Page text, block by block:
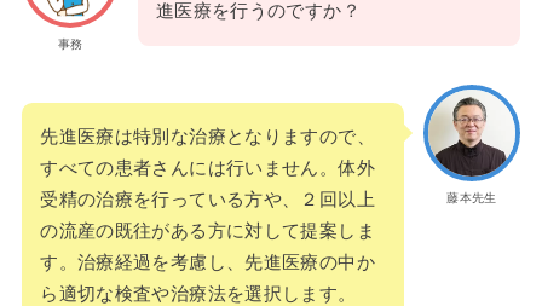
事務
進医療を行うのですか？
藤本先生
先進医療は特別な治療となりますので、
すべての患者さんには行いません。体外
受精の治療を行っている方や、２回以上
の流産の既往がある方に対して提案しま
す。治療経過を考慮し、先進医療の中か
ら適切な検査や治療法を選択します。